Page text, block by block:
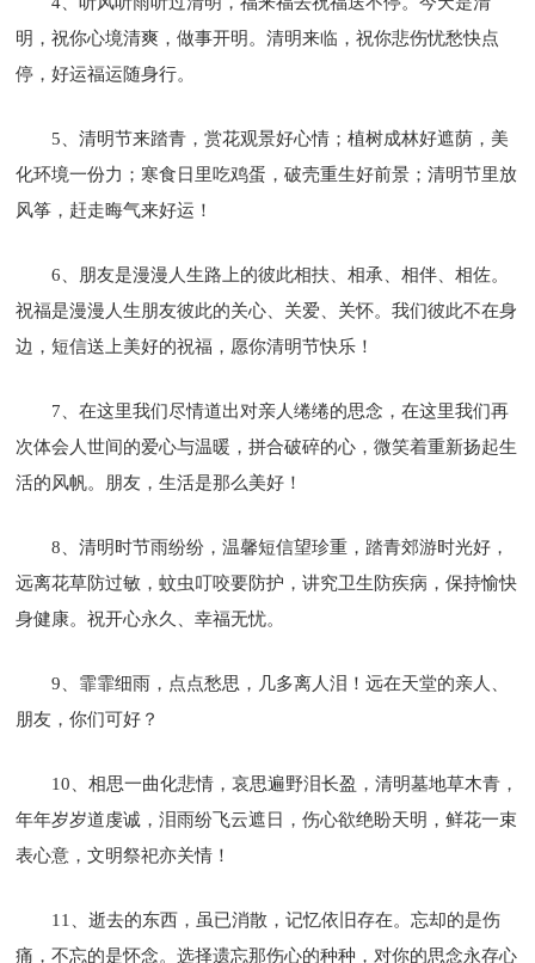
明，祝你心境清爽，做事开明。清明来临，祝你悲伤忧愁快点
停，好运福运随身行。
5、清明节来踏青，赏花观景好心情；植树成林好遮荫，美
化环境一份力；寒食日里吃鸡蛋，破壳重生好前景；清明节里放
风筝，赶走晦气来好运！
6、朋友是漫漫人生路上的彼此相扶、相承、相伴、相佐。
祝福是漫漫人生朋友彼此的关心、关爱、关怀。我们彼此不在身
边，短信送上美好的祝福，愿你清明节快乐！
7、在这里我们尽情道出对亲人绻绻的思念，在这里我们再
次体会人世间的爱心与温暖，拼合破碎的心，微笑着重新扬起生
活的风帆。朋友，生活是那么美好！
8、清明时节雨纷纷，温馨短信望珍重，踏青郊游时光好，
远离花草防过敏，蚊虫叮咬要防护，讲究卫生防疾病，保持愉快
身健康。祝开心永久、幸福无忧。
9、霏霏细雨，点点愁思，几多离人泪！远在天堂的亲人、
朋友，你们可好？
10、相思一曲化悲情，哀思遍野泪长盈，清明墓地草木青，
年年岁岁道虔诚，泪雨纷飞云遮日，伤心欲绝盼天明，鲜花一束
表心意，文明祭祀亦关情！
11、逝去的东西，虽已消散，记忆依旧存在。忘却的是伤
痛，不忘的是怀念。选择遗忘那伤心的种种，对你的思念永存心